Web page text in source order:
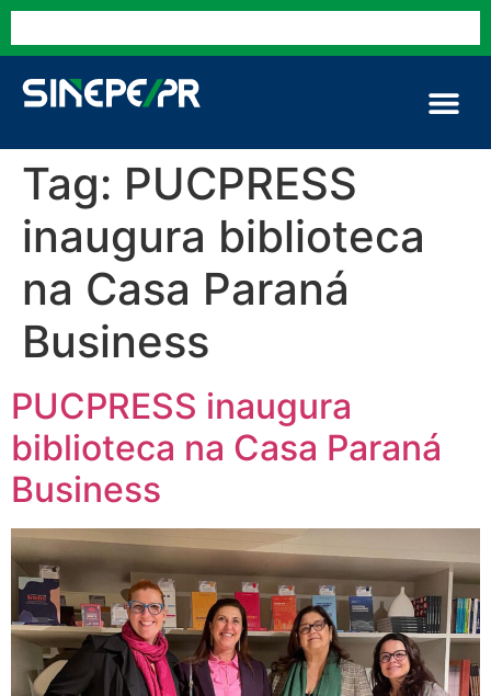
Tag: PUCPRESS
inaugura biblioteca
na Casa Paraná
Business
PUCPRESS inaugura
biblioteca na Casa Paraná
Business